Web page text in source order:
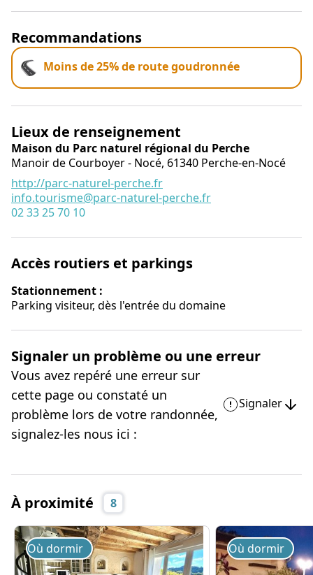
Recommandations
Moins de 25% de route goudronnée
Lieux de renseignement
Maison du Parc naturel régional du Perche
Manoir de Courboyer - Nocé, 61340 Perche-en-Nocé
http://parc-naturel-perche.fr
info.tourisme@parc-naturel-perche.fr
02 33 25 70 10
Accès routiers et parkings
Stationnement :
Parking visiteur, dès l'entrée du domaine
Signaler un problème ou une erreur
Vous avez repéré une erreur sur
cette page ou constaté un
problème lors de votre randonnée,
signalez-les nous ici :
Signaler
À proximité 8
Où dormir Où dormir